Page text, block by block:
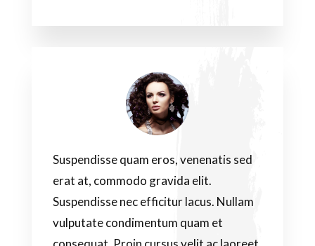
Suspendisse quam eros, venenatis sed
erat at, commodo gravida elit.
Suspendisse nec efficitur lacus. Nullam
vulputate condimentum quam et